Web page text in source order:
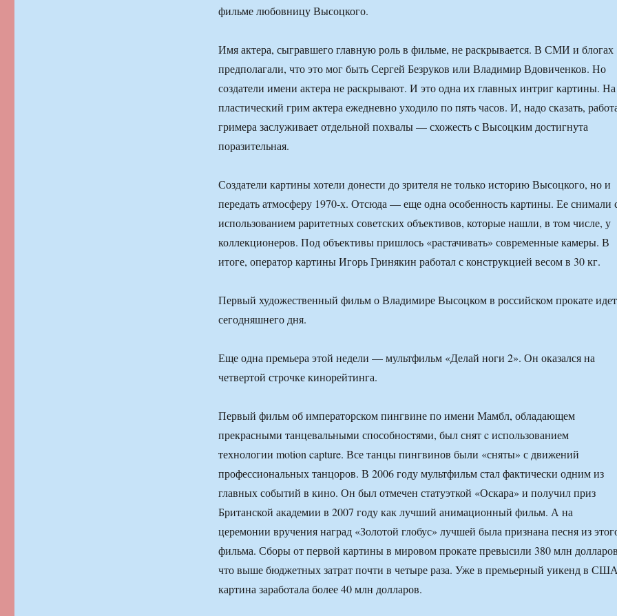
фильме любовницу Высоцкого.
Имя актера, сыгравшего главную роль в фильме, не раскрывается. В СМИ и блогах
предполагали, что это мог быть Сергей Безруков или Владимир Вдовиченков. Но
создатели имени актера не раскрывают. И это одна их главных интриг картины. На
пластический грим актера ежедневно уходило по пять часов. И, надо сказать,
гримера заслуживает отдельной похвалы — схожесть с Высоцким достигнута
поразительная.
Создатели картины хотели донести до зрителя не только историю Высоцкого, но и
передать атмосферу 1970-х. Отсюда — еще одна особенность картины. Ее снимали
использованием раритетных советских объективов, которые нашли, в том числе, у
коллекционеров. Под объективы пришлось «растачивать» современные камеры. В
итоге, оператор картины Игорь Гринякин работал с конструкцией весом в 30 кг.
Первый художественный фильм о Владимире Высоцком в российском прокате
сегодняшнего дня.
Еще одна премьера этой недели — мультфильм «Делай ноги 2». Он оказался на
четвертой строчке кинорейтинга.
Первый фильм об императорском пингвине по имени Мамбл, обладающем
прекрасными танцевальными способностями, был снят c использованием
технологии motion capture. Все танцы пингвинов были «сняты» с движений
профессиональных танцоров. В 2006 году мультфильм стал фактически одним из
главных событий в кино. Он был отмечен статуэткой «Оскара» и получил приз
Британской академии в 2007 году как лучший анимационный фильм. А на
церемонии вручения наград «Золотой глобус» лучшей была признана песня из
фильма. Сборы от первой картины в мировом прокате превысили 380 млн
что выше бюджетных затрат почти в четыре раза. Уже в премьерный уикенд в
картина заработала более 40 млн долларов.